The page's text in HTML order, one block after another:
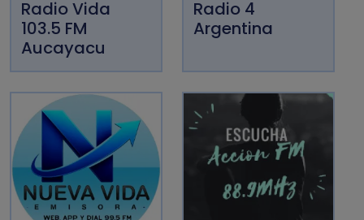
Radio Vida
103.5 FM
Aucayacu
Radio 4
Argentina